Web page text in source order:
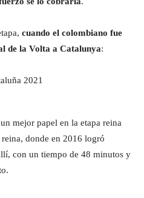
cuando el colombiano fue
de la Volta a Catalunya:
mejor papel en la etapa reina
donde en 2016 logró
con un tiempo de 48 minutos y